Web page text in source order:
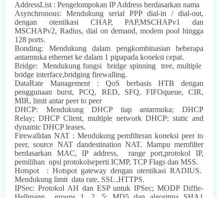
AddressList : Pengelompokan IP Address berdasarkan nama
Asynchronous: Mendukung serial PPP dial-in / dial-out,
dengan otentikasi CHAP, PAP,MSCHAPv1 dan
MSCHAPv2, Radius, dial on demand, modem pool hingga
128 ports.
Bonding: Mendukung dalam pengkombinasian beberapa
antarmuka ethernet ke dalam 1 pipapada koneksi cepat.
Bridge:
Mendukung fungsi bridge spinning tree, multiple
bridge interface,bridging firewalling.
DataRate Management : QoS berbasis HTB dengan
penggunaan burst, PCQ, RED, SFQ, FIFOqueue, CIR,
MIR, limit antar peer to peer
DHCP: Mendukung DHCP tiap antarmuka; DHCP
Relay; DHCP Client, multiple network DHCP; static and
dynamic DHCP leases.
Firewalldan NAT : Mendukung pemfilteran koneksi peer to
peer, source NAT dandestination NAT. Mampu memfilter
berdasarkan
MAC, IP address,
range port,protokol IP,
pemilihan opsi protokolseperti ICMP, TCP Flags dan MSS.
Hotspot
: Hotspot gateway dengan otentikasi RADIUS.
Mendukung limit data rate, SSL ,HTTPS.
IPSec: Protokol AH dan ESP untuk IPSec; MODP Diffie-